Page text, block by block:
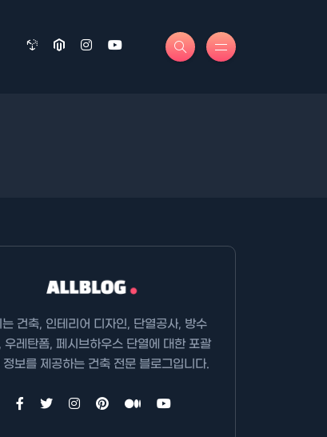
는 건축, 인테리어 디자인, 단열공사, 방수
우레탄폼, 페시브하우스 단열에 대한 포괄
정보를 제공하는 건축 전문 블로그입니다.